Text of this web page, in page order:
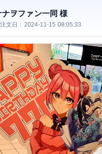
ナヲファン一同 様
注文日：2024-11-15 08:05:33